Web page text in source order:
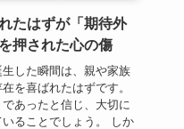
たはずが「期待外
押された心の傷
した瞬間は、親や家族
を喜ばれたはずです。
あったと信じ、大切に
ることでしょう。 しか